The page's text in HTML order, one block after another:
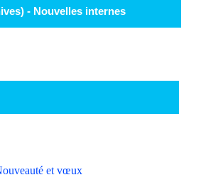
- Nouvelles internes
et vœux